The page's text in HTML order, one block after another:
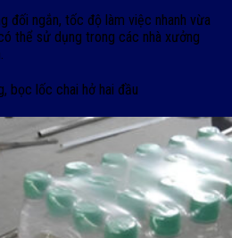
đối ngắn, tốc độ làm việc nhanh vừa
thể sử dụng trong các nhà xưởng
bọc lốc chai hở hai đầu